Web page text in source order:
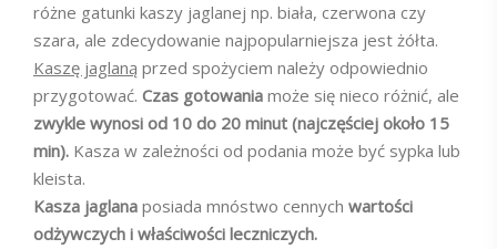
różne gatunki kaszy jaglanej np. biała, czerwona czy
szara, ale zdecydowanie najpopularniejsza jest żółta.
Kaszę jaglaną przed spożyciem należy odpowiednio
przygotować. Czas gotowania może się nieco różnić, ale
zwykle wynosi od 10 do 20 minut (najczęściej około 15
min). Kasza w zależności od podania może być sypka lub
kleista.
Kasza jaglana posiada mnóstwo cennych wartości
odżywczych i właściwości leczniczych.